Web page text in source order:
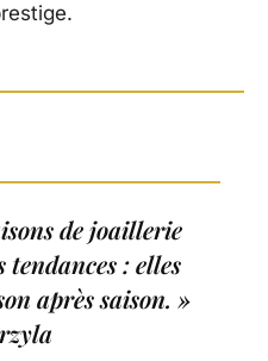
de joaillerie
tendances : elles
après saison. »
a